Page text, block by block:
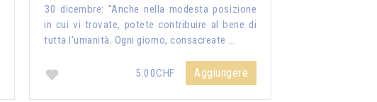
30 dicembre: "Anche nella modesta posizione
in cui vi trovate, potete contribuire al bene di
tutta l'umanità. Ogni giorno, consacreate …
5.00CHF Aggiungere